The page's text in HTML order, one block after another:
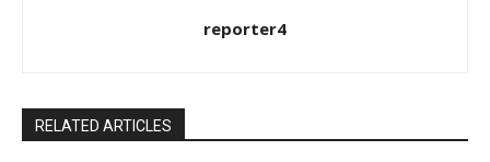
reporter4
RELATED ARTICLES